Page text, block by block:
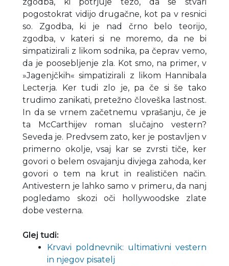
pogostokrat vidijo drugačne, kot pa v resnici
so. Zgodba, ki je nad črno belo teorijo,
zgodba, v kateri si ne moremo, da ne bi
simpatizirali z likom sodnika, pa čeprav vemo,
da je poosebljenje zla. Kot smo, na primer, v
»Jagenjčkih« simpatizirali z likom Hannibala
Lecterja. Ker tudi zlo je, pa če si še tako
trudimo zanikati, pretežno človeška lastnost.
In da se vrnem začetnemu vprašanju, če je
ta McCarthijev roman slučajno vestern?
Seveda je. Predvsem zato, ker je postavljen v
primerno okolje, vsaj kar se zvrsti tiče, ker
govori o belem osvajanju divjega zahoda, ker
govori o tem na krut in realističen način.
Antivestern je lahko samo v primeru, da nanj
pogledamo skozi oči hollywoodske zlate
dobe vesterna.
Glej tudi:
Krvavi poldnevnik: ultimativni vestern
in njegov pisatelj